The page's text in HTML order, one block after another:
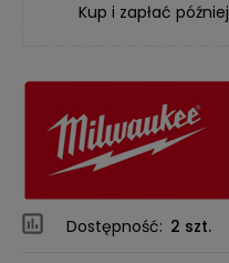
Kup i zapłać później
Dostępność: 2 szt.